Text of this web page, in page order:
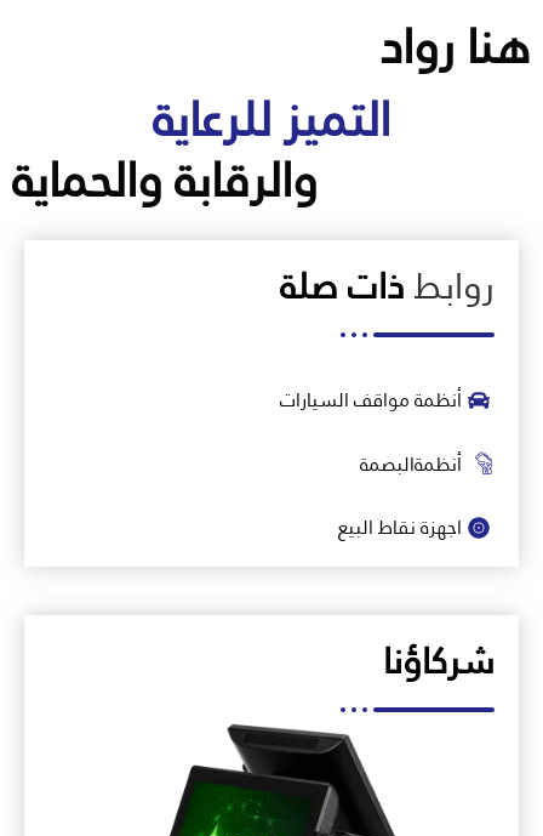
هنا رواد
التميز للرعاية
والرقابة والحماية
روابطذات صلة
أنظمة مواقف السيارات
أنظمةالبصمة
اجهزة نقاط البيع
شركاؤنا